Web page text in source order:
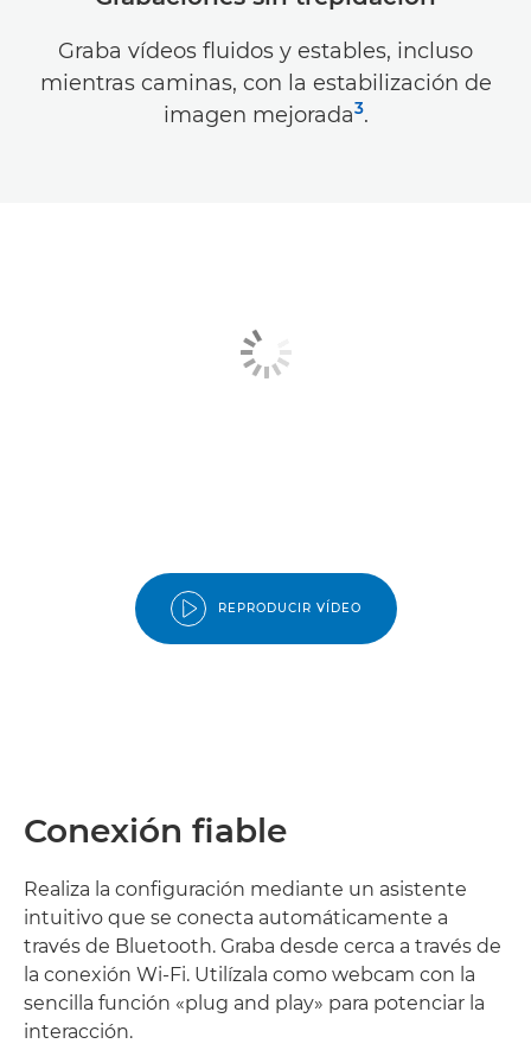
Graba vídeos fluidos y estables, incluso
mientras caminas, con la estabilización de
imagen mejorada3.
REPRODUCIR VÍDEO
Conexión fiable
Realiza la configuración mediante un asistente
intuitivo que se conecta automáticamente a
través de Bluetooth. Graba desde cerca a través de
la conexión Wi-Fi. Utilízala como webcam con la
sencilla función «plug and play» para potenciar la
interacción.